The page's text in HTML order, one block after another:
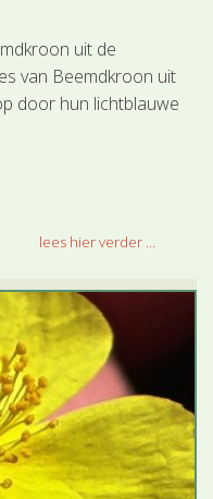
uit de
van Beemdkroon uit
door hun lichtblauwe
lees hier verder ...